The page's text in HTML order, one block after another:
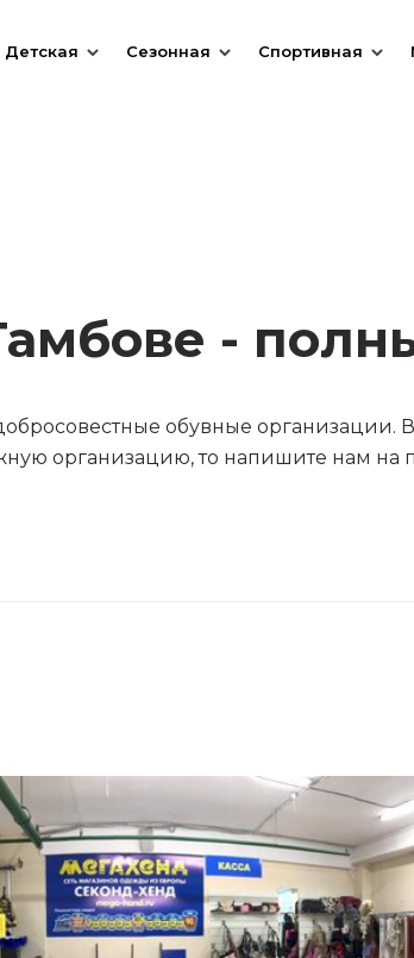
Детская Сезонная Спортивная
-
обувные
организацию, то напишите нам на